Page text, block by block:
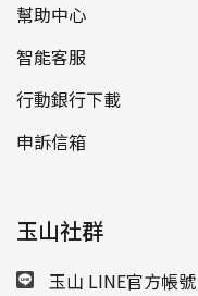
幫助中心
智能客服
行動銀行下載
申訴信箱
玉山社群
玉山 LINE官方帳號